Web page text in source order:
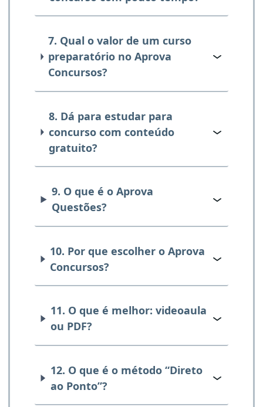
7. Qual o valor de um curso
preparatório no Aprova
Concursos?
8. Dá para estudar para
concurso com conteúdo
gratuito?
9. O que é o Aprova
Questões?
10. Por que escolher o Aprova
Concursos?
11. O que é melhor: videoaula
ou PDF?
12. O que é o método “Direto
ao Ponto”?